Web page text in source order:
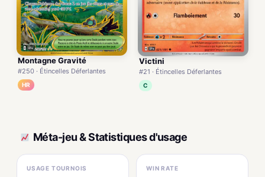
Montagne Gravité
#250 · Étincelles Déferlantes
HR
Victini
#21 · Étincelles Déferlantes
C
Méta-jeu & Statistiques d'usage
USAGE TOURNOIS WIN RATE